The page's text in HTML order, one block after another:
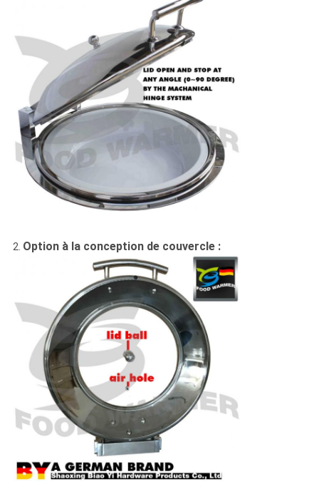
2. Option à la conception de couvercle :